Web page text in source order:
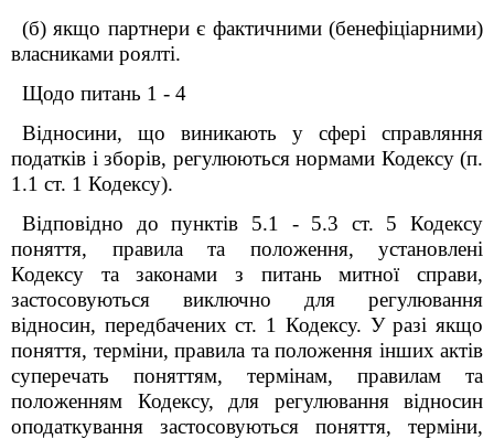
(б) якщо партнери є фактичними (бенефіціарними)
власниками роялті.
Щодо питань 1 - 4
Відносини, що виникають у сфері справляння
податків і зборів, регулюються нормами Кодексу (п.
1.1 ст. 1 Кодексу).
Відповідно до пунктів 5.1 - 5.3 ст. 5 Кодексу
поняття, правила та положення, установлені
Кодексу та законами з питань митної справи,
застосовуються виключно для регулювання
відносин, передбачених ст. 1 Кодексу. У разі якщо
поняття, терміни, правила та положення інших актів
суперечать поняттям, термінам, правилам та
положенням Кодексу, для регулювання відносин
оподаткування застосовуються поняття, терміни,